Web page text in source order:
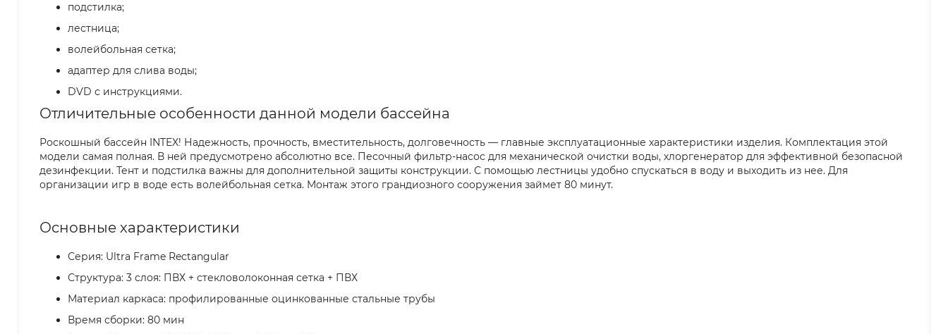
подстилка;
лестница;
волейбольная сетка;
адаптер для слива воды;
DVD с инструкциями.
Отличительные особенности данной модели бассейна
Роскошный бассейн INTEX! Надежность, прочность, вместительность, долговечность — главные эксплуатационные характеристики изделия. Комплектация этой
модели самая полная. В ней предусмотрено абсолютно все. Песочный фильтр-насос для механической очистки воды, хлоргенератор для эффективной безопасной
дезинфекции. Тент и подстилка важны для дополнительной защиты конструкции. С помощью лестницы удобно спускаться в воду и выходить из нее. Для
организации игр в воде есть волейбольная сетка. Монтаж этого грандиозного сооружения займет 80 минут.
Основные характеристики
Серия: Ultra Frame Rectangular
Структура: 3 слоя: ПВХ + стекловолоконная сетка + ПВХ
Материал каркаса: профилированные оцинкованные стальные трубы
Время сборки: 80 мин